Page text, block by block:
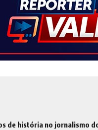
de história no jornalismo